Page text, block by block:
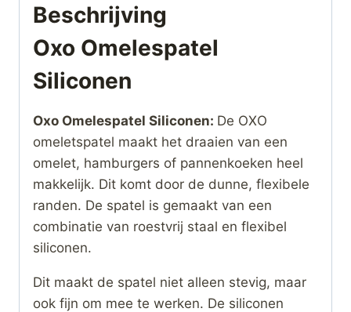
Beschrijving
Oxo Omelespatel
Siliconen
Oxo Omelespatel Siliconen: De OXO
omeletspatel maakt het draaien van een
omelet, hamburgers of pannenkoeken heel
makkelijk. Dit komt door de dunne, flexibele
randen. De spatel is gemaakt van een
combinatie van roestvrij staal en flexibel
siliconen.
Dit maakt de spatel niet alleen stevig, maar
ook fijn om mee te werken. De siliconen